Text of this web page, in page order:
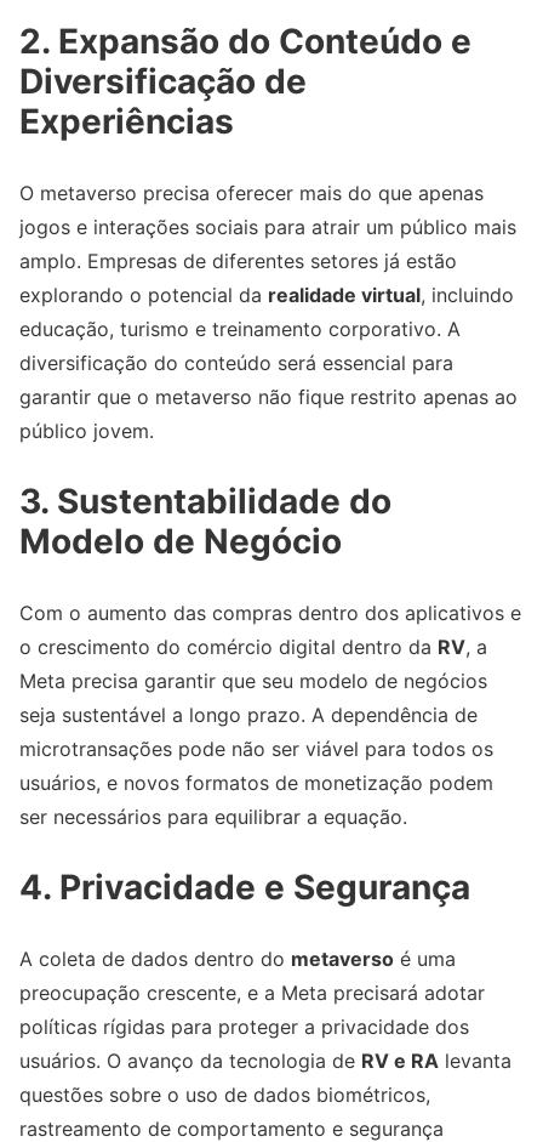
2. Expansão do Conteúdo e
Diversificação de
Experiências
O metaverso precisa oferecer mais do que apenas
jogos e interações sociais para atrair um público mais
amplo. Empresas de diferentes setores já estão
explorando o potencial da realidade virtual, incluindo
educação, turismo e treinamento corporativo. A
diversificação do conteúdo será essencial para
garantir que o metaverso não fique restrito apenas ao
público jovem.
3. Sustentabilidade do
Modelo de Negócio
Com o aumento das compras dentro dos aplicativos e
o crescimento do comércio digital dentro da RV, a
Meta precisa garantir que seu modelo de negócios
seja sustentável a longo prazo. A dependência de
microtransações pode não ser viável para todos os
usuários, e novos formatos de monetização podem
ser necessários para equilibrar a equação.
4. Privacidade e Segurança
A coleta de dados dentro do metaverso é uma
preocupação crescente, e a Meta precisará adotar
políticas rígidas para proteger a privacidade dos
usuários. O avanço da tecnologia de RV e RA levanta
questões sobre o uso de dados biométricos,
rastreamento de comportamento e segurança